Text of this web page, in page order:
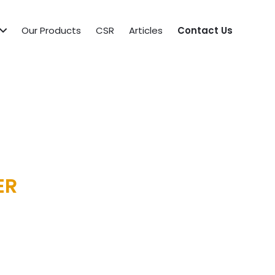
Our Products CSR Articles Contact Us